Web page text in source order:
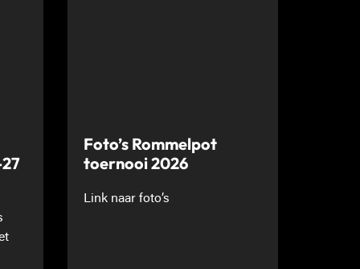
Foto’s Rommelpot
toernooi 2026
Link naar foto’s